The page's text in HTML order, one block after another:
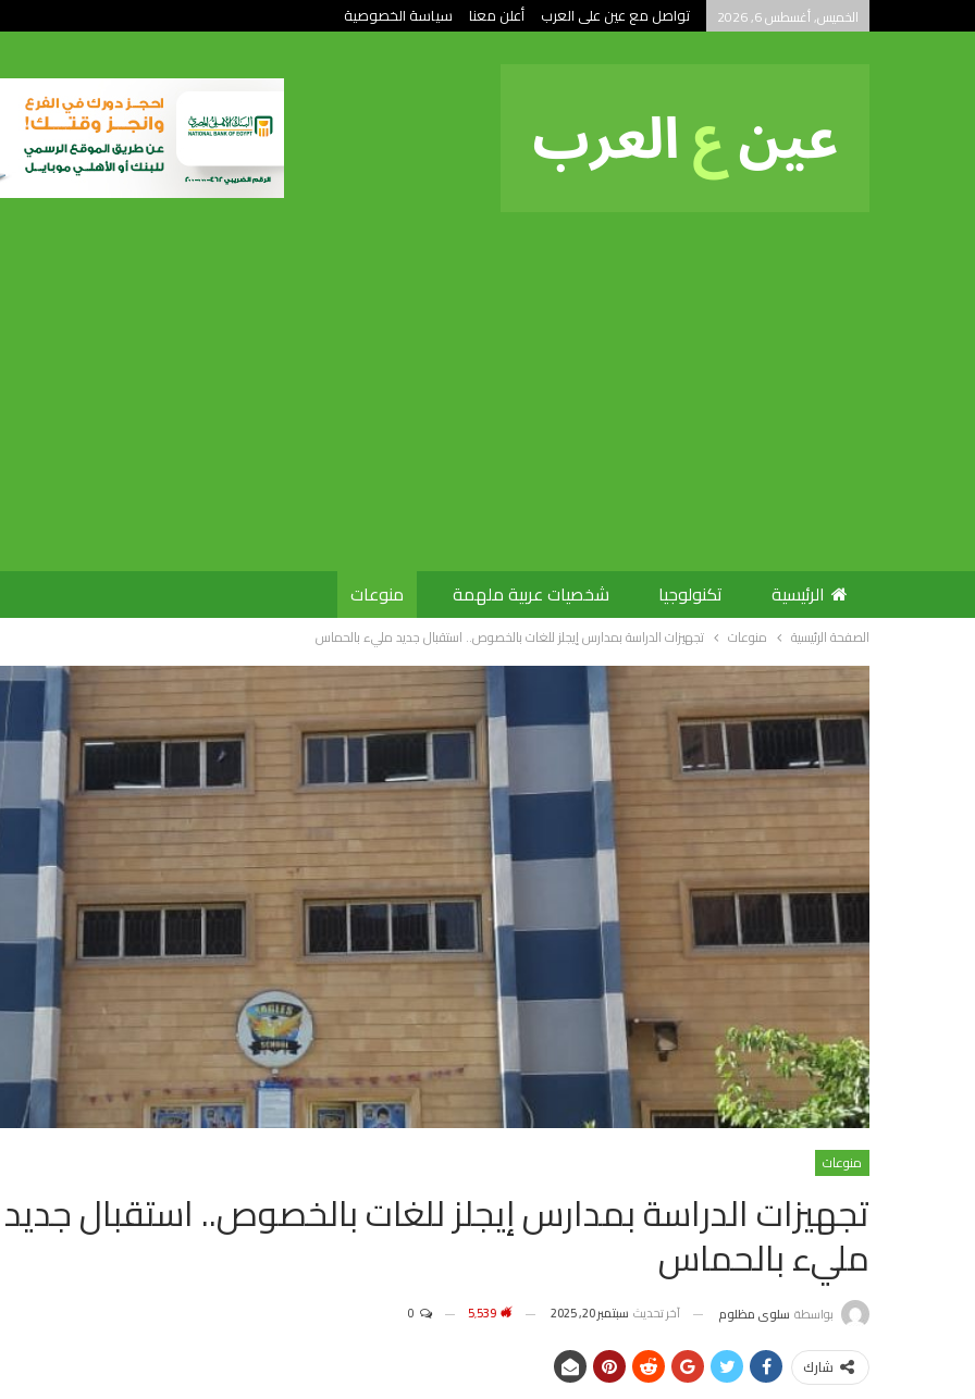
الخميس, أغسطس 6, 2026 تواصل مع عين على العرب أعلن معنا سياسة الخصوصية
الرئيسية تكنولوجيا شخصيات عربية ملهمة منوعات
الصفحة الرئيسية منوعات تجهيزات الدراسة بمدارس إيجلز للغات بالخصوص.. استقبال جديد مليء بالحماس
منوعات
تجهيزات الدراسة بمدارس إيجلز للغات بالخصوص.. استقبال جديد
مليء بالحماس
بواسطة سلوى مظلوم آخر تحديث سبتمبر 20, 2025
شارك